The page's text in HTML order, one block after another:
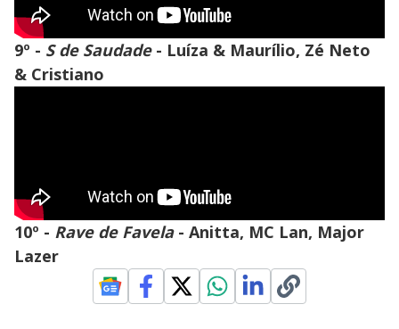
9º - S de Saudade- Luíza & Maurílio, Zé Neto
& Cristiano
10º - Rave de Favela- Anitta, MC Lan, Major
Lazer